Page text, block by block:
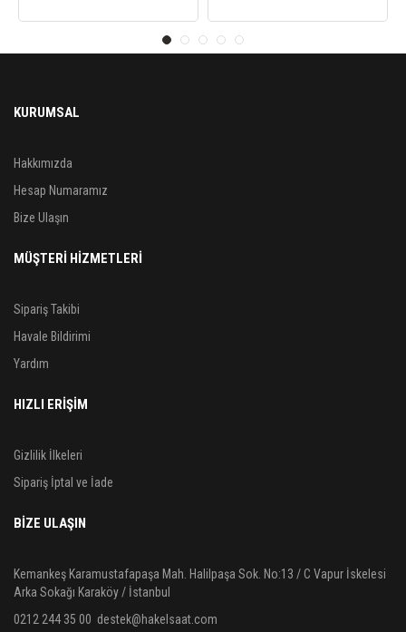
KURUMSAL
Hakkımızda
Hesap Numaramız
Bize Ulaşın
MÜŞTERİ HİZMETLERİ
Sipariş Takibi
Havale Bildirimi
Yardım
HIZLI ERİŞİM
Gizlilik İlkeleri
Sipariş İptal ve İade
BIZE ULAŞIN
Kemankeş Karamustafapaşa Mah. Halilpaşa Sok. No:13 / C Vapur İskelesi
Arka Sokağı Karaköy / İstanbul
0212 244 35 00 destek@hakelsaat.com